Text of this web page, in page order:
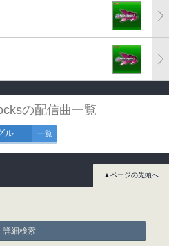
の配信曲一覧
ル 一覧
▲ページの先頭へ
詳細検索